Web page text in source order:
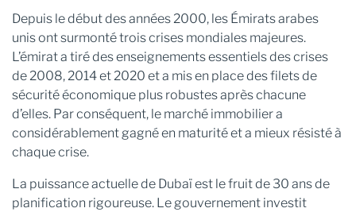
Depuis le début des années 2000, les Émirats arabes
unis ont surmonté trois crises mondiales majeures.
L’émirat a tiré des enseignements essentiels des crises
de 2008, 2014 et 2020 et a mis en place des filets de
sécurité économique plus robustes après chacune
d’elles. Par conséquent, le marché immobilier a
considérablement gagné en maturité et a mieux résisté à
chaque crise.
La puissance actuelle de Dubaï est le fruit de 30 ans de
planification rigoureuse. Le gouvernement investit